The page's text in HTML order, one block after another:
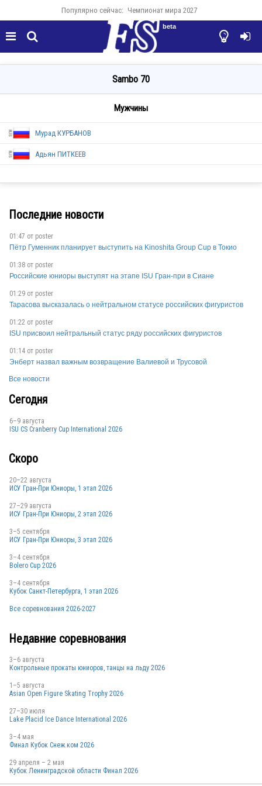
Популярно сейчас: Чемпионат мира 2027
  

beta
Sambo 70
Мужчины
RUS
Мурад КУРБАНОВ
Адьян ПИТКЕЕВ
Последние новости
01:47 от poster
Пётр Гуменник планирует выступить на Kinoshita Group Cup в Токио
01:38 от poster
Российские юниоры выступят на этапе ISU Гран-при в Сиане
01:29 от poster
Тарасова высказалась о нейтральном статусе российских фигуристов
01:22 от poster
ISU присвоил нейтральный статус ряду российских фигуристов
01:14 от poster
Энберт назвал важным возвращение Валиевой и Трусовой
Все новости
Сегодня
6–9 августа
ISU CS Cranberry Cup International 2026
Скоро
20–22 августа
ИСУ Гран-При Юниоры, 1 этап 2026
27–29 августа
ИСУ Гран-При Юниоры, 2 этап 2026
3–5 сентября
ИСУ Гран-При Юниоры, 3 этап 2026
3–4 сентября
Bolero Cup 2026
3–4 сентября
Кубок Санкт-Петербурга, 1 этап 2026
Все соревнования 2026-2027
Недавние соревнования
3–6 августа
Контрольные прокаты юниоров, танцы на льду 2026
1–5 августа
Asian Open Figure Skating Trophy 2026
27–30 июля
Lake Placid Ice Dance International 2026
3–4 мая
Финал Кубок Снеж.ком 2026
29 апреля – 2 мая
Кубок Ленинградской области Финал 2026